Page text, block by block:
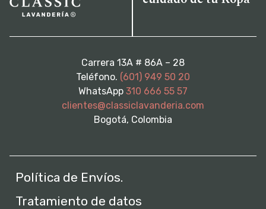
Carrera 13A # 86A – 28
Teléfono. (601) 949 50 20
WhatsApp 310 666 55 57
clientes@classiclavanderia.com
Bogotá, Colombia
Política de Envíos.
Tratamiento de datos